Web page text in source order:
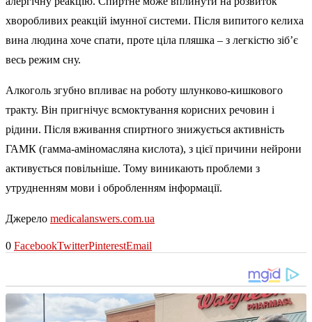
хворобливих реакцій імунної системи. Після випитого келиха
вина людина хоче спати, проте ціла пляшка – з легкістю зіб’є
весь режим сну.
Алкоголь згубно впливає на роботу шлунково-кишкового
тракту. Він пригнічує всмоктування корисних речовин і
рідини. Після вживання спиртного знижується активність
ГАМК (гамма-аміномасляна кислота), з цієї причини нейрони
активується повільніше. Тому виникають проблеми з
утрудненням мови і обробленням інформації.
Джерело medicalanswers.com.ua
0 FacebookTwitterPinterestEmail